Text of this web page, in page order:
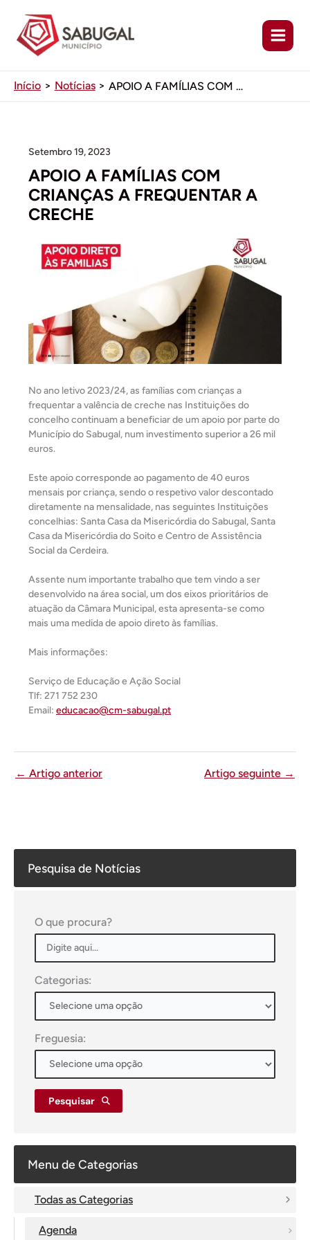
conteúdo
Início Notícias APOIO A FAMÍLIAS COM CRIANÇAS A FREQUENTAR A CRECHE
Pesquisa de Notícias
O que procura?
Categorias:
Freguesia:
Pesquisar
Menu de Categorias
Todas as Categorias
Agenda
Setembro 19, 2023
APOIO A FAMÍLIAS COM
CRIANÇAS A FREQUENTAR A
CRECHE
No ano letivo 2023/24, as famílias com crianças a
frequentar a valência de creche nas Instituições do
concelho continuam a beneficiar de um apoio por parte do
Município do Sabugal, num investimento superior a 26 mil
euros.
Este apoio corresponde ao pagamento de 40 euros
mensais por criança, sendo o respetivo valor descontado
diretamente na mensalidade, nas seguintes Instituições
concelhias: Santa Casa da Misericórdia do Sabugal, Santa
Casa da Misericórdia do Soito e Centro de Assistência
Social da Cerdeira.
Assente num importante trabalho que tem vindo a ser
desenvolvido na área social, um dos eixos prioritários de
atuação da Câmara Municipal, esta apresenta-se como
mais uma medida de apoio direto às famílias.
Mais informações:
Serviço de Educação e Ação Social
Tlf: 271 752 230
Email: educacao@cm-sabugal.pt
← Artigo anterior Artigo seguinte →